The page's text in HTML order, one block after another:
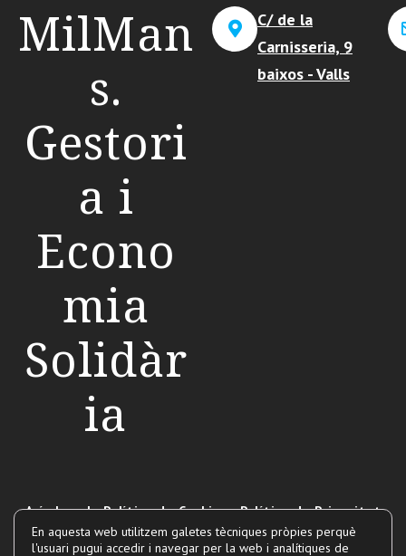
MilMan
s.
Gestori
a i
Econo
mia
Solidàr
ia
C/ de la
Carnisseria, 9
baixos - Valls
Avís Legal-Política de Cookies-Política de Privacitat
En aquesta web utilitzem galetes tècniques pròpies perquè
l'usuari pugui accedir i navegar per la web i analítiques de